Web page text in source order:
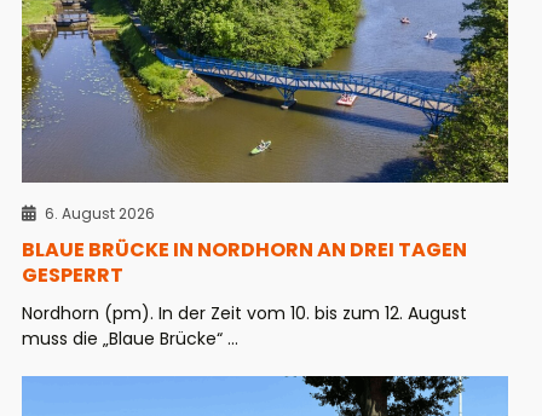
6. August 2026
BLAUE BRÜCKE IN NORDHORN AN DREI TAGEN
GESPERRT
Nordhorn (pm). In der Zeit vom 10. bis zum 12. August
muss die „Blaue Brücke“ ...